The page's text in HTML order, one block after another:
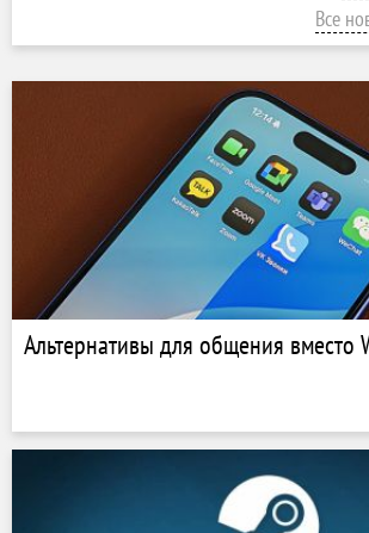
Все
Альтернативы для общения вместо